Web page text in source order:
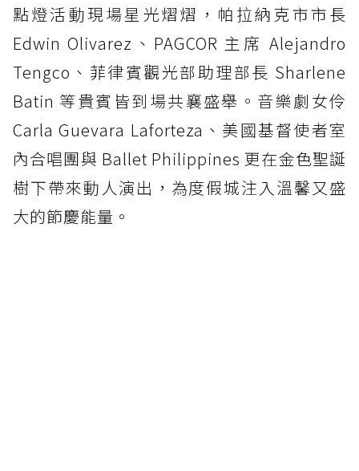
點燈活動現場星光熠熠，帕拉納克市市長
Edwin Olivarez、PAGCOR 主席 Alejandro
Tengco、菲律賓觀光部助理部長 Sharlene
Batin 等貴賓皆到場共襄盛舉。音樂劇女伶
Carla Guevara Laforteza、美國基督使者室
內合唱團與 Ballet Philippines 更在金色聖誕
樹下帶來動人演出，為度假城注入溫馨又盛
大的節慶能量。